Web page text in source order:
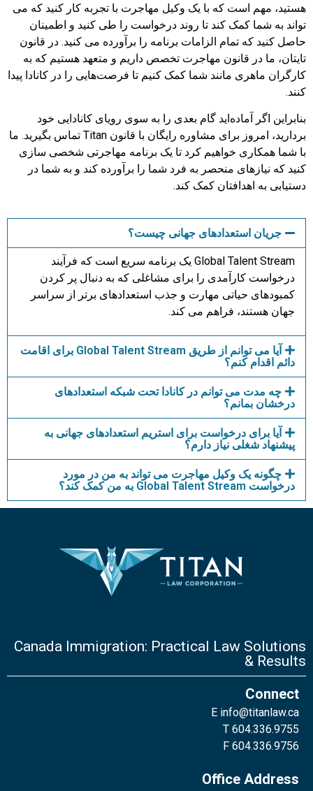
هستید، مهم است که با یک وکیل مهاجرت با تجربه کار کنید که می
تواند به شما کمک کند تا روند درخواست را طی کنید و اطمینان
حاصل کنید که تمام الزامات برنامه را برآورده می کنید. در قانون
تایتان، ما در قانون مهاجرت تخصص داریم و متعهد هستیم که به
کارگران ماهری مانند شما کمک کنیم تا فرصت‌هایی را در کانادا پیدا
کنند.
بنابراین اگر آماده‌اید گام بعدی را به سوی رویای کانادایی خود
بردارید، امروز برای مشاوره رایگان با قانون Titan تماس بگیرید. ما
با شما همکاری خواهیم کرد تا یک برنامه مهاجرتی شخصی سازی
کنید که نیازهای منحصر به فرد شما را برآورده کند و به شما در
دستیابی به اهدافتان کمک کند.
جریان استعدادهای جهانی چیست؟
Global Talent Stream یک برنامه سریع است که فرآیند
درخواست کارآمدی را برای مشاغلی که به دنبال پر کردن
کمبودهای حیاتی مهارت و جذب استعدادهای برتر از سراسر
جهان هستند، فراهم می کند.
آیا می توانم از طریق Global Talent Stream برای اقامت
دائم اقدام کنم؟
چه مدت می توانم در کانادا تحت شبکه استعدادهای
درخشان بمانم؟
آیا برای درخواست برای استریم استعدادهای جهانی به
پیشنهاد شغلی نیاز دارم؟
چگونه یک وکیل مهاجرت می تواند به من در مورد
درخواست Global Talent Stream به من کمک کند؟
Canada Immigration: Practical Law Solutions
& Results
Connect
E info@titanlaw.ca
T 604.336.9755
F 604.336.9756
Office Address